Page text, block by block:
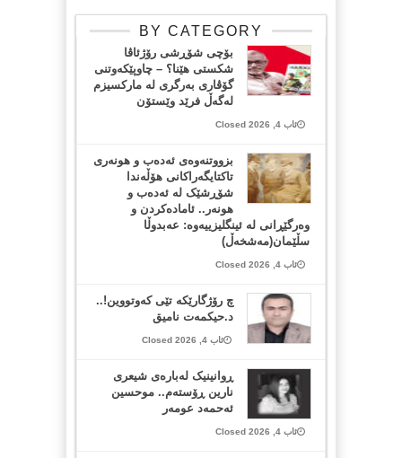
BY CATEGORY
بۆچی شۆڕشی رۆژئاڤا
شکستی هێنا؟ – چاوپێکەوتنی
گۆڤاری بەرگری لە مارکسیزم
لەگەڵ فرێد وێستۆن
ئاب 4, 2026 Closed
بزووتنەوەی ئەدەب و هونەری
تاکتایگەراکانی هۆڵەندا
شۆڕشێک لە ئەدەب و
هونەر.. ئامادەکردن و
وەرگێڕانی لە ئینگلیزییەوە: عەبدوڵا
سڵێمان(مەشخەڵ)
ئاب 4, 2026 Closed
چ رۆژگارێکە تێی کەوتووین!..
د.حیکمەت نامیق
ئاب 4, 2026 Closed
ڕوانینیک لەبارەى شیعرى
نارین ڕۆستەم.. موحسین
ئەحمەد عومەر
ئاب 4, 2026 Closed